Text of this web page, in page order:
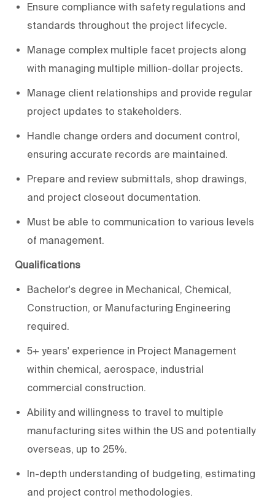
Ensure compliance with safety regulations and
standards throughout the project lifecycle.
Manage complex multiple facet projects along
with managing multiple million-dollar projects.
Manage client relationships and provide regular
project updates to stakeholders.
Handle change orders and document control,
ensuring accurate records are maintained.
Prepare and review submittals, shop drawings,
and project closeout documentation.
Must be able to communication to various levels
of management.
Qualifications
Bachelor's degree in Mechanical, Chemical,
Construction, or Manufacturing Engineering
required.
5+ years' experience in Project Management
within chemical, aerospace, industrial
commercial construction.
Ability and willingness to travel to multiple
manufacturing sites within the US and potentially
overseas, up to 25%.
In-depth understanding of budgeting, estimating
and project control methodologies.